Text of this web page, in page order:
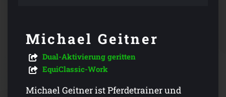
Michael Geitner
Dual-Aktivierung geritten
EquiClassic-Work
Michael Geitner ist Pferdetrainer und